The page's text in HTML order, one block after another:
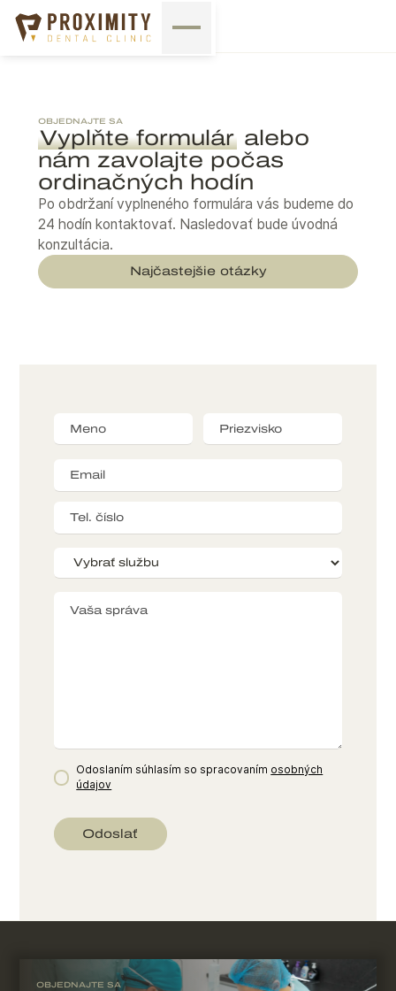
OBJEDNAJTE SA
Vyplňte formulár alebo
nám zavolajte počas
ordinačných hodín
Po obdržaní vyplneného formulára vás budeme do
24 hodín kontaktovať. Nasledovať bude úvodná
konzultácia.
Najčastejšie otázky
Odoslaním súhlasím so spracovaním osobných
údajov
OBJEDNAJTE SA